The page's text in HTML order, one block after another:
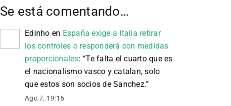
Se está comentando…
Edinho en España exige a Italia retirar
los controles o responderá con medidas
proporcionales: “Te falta el cuarto que es
el nacionalismo vasco y catalan, solo
que estos son socios de Sanchez.”
Ago 7, 19:16